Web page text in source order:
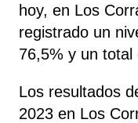
hoy, en Los
registrado un
76,5% y un total
Los resultados
2023 en Los